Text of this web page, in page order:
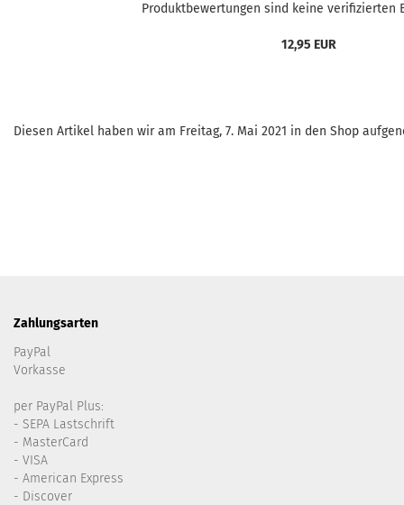
Produktbewertungen sind keine verifizierten
12,95 EUR
Diesen Artikel haben wir am Freitag, 7. Mai 2021 in den Shop
Zahlungsarten
PayPal
Vorkasse
per PayPal Plus:
- SEPA Lastschrift
- MasterCard
- VISA
- American Express
- Discover